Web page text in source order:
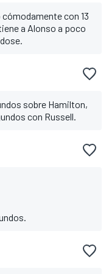
con 13
a Alonso a poco
sobre Hamilton,
con Russell.